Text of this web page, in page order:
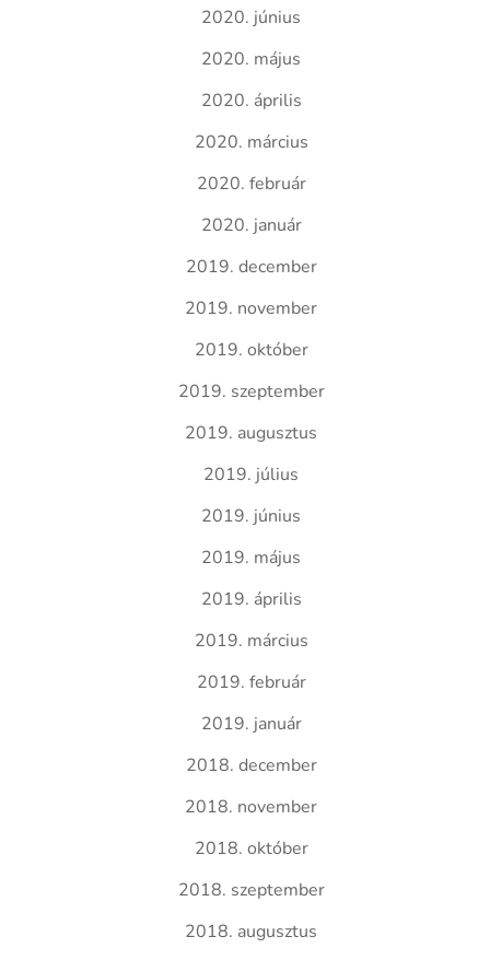
2020. június
2020. május
2020. április
2020. március
2020. február
2020. január
2019. december
2019. november
2019. október
2019. szeptember
2019. augusztus
2019. július
2019. június
2019. május
2019. április
2019. március
2019. február
2019. január
2018. december
2018. november
2018. október
2018. szeptember
2018. augusztus